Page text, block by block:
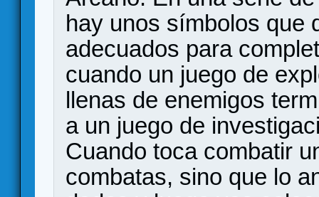
hay unos símbolos que
adecuados para
cuando un juego de
llenas de enemigos
a un juego de
Cuando toca combatir
combatas, sino que lo